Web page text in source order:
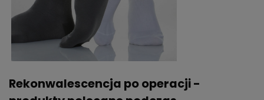
Rekonwalescencja po operacji -